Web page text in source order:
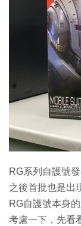
RG系列自護號
之後首批也是出
RG自護號本身
考慮一下，先看